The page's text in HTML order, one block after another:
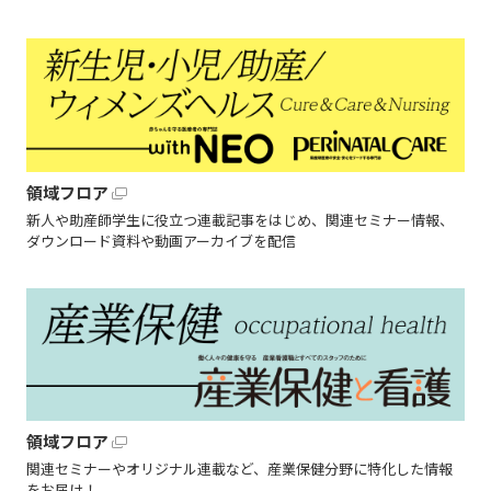
領域フロア
新人や助産師学生に役立つ連載記事をはじめ、関連セミナー情報、
ダウンロード資料や動画アーカイブを配信
領域フロア
関連セミナーやオリジナル連載など、産業保健分野に特化した情報